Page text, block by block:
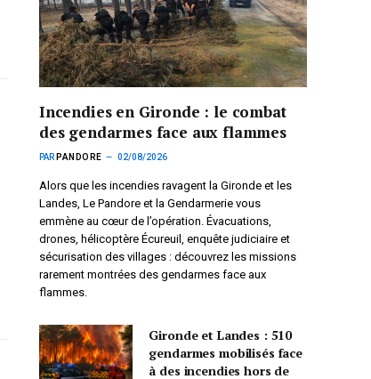
Incendies en Gironde : le combat
des gendarmes face aux flammes
PAR PANDORE 02/08/2026
Alors que les incendies ravagent la Gironde et les
Landes, Le Pandore et la Gendarmerie vous
emmène au cœur de l’opération. Évacuations,
drones, hélicoptère Écureuil, enquête judiciaire et
sécurisation des villages : découvrez les missions
rarement montrées des gendarmes face aux
flammes.
Gironde et Landes : 510
gendarmes mobilisés face
à des incendies hors de